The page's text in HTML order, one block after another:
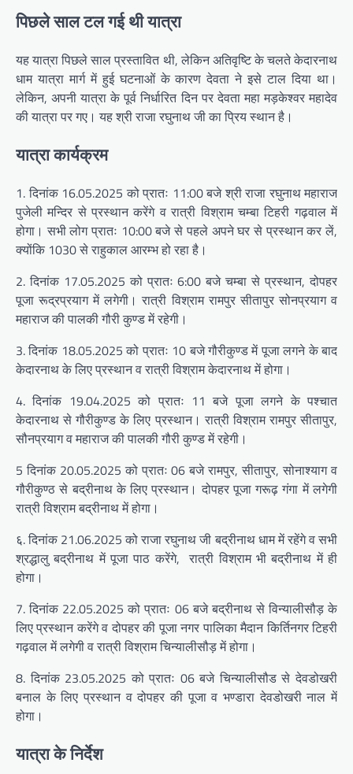
पिछले साल टल गई थी यात्रा
यह यात्रा पिछले साल प्रस्तावित थी, लेकिन अतिवृष्टि के चलते केदारनाथ
धाम यात्रा मार्ग में हुई घटनाओं के कारण देवता ने इसे टाल दिया था।
लेकिन, अपनी यात्रा के पूर्व निर्धारित दिन पर देवता महा मड़केश्वर महादेव
की यात्रा पर गए। यह श्री राजा रघुनाथ जी का प्रिय स्थान है।
यात्रा कार्यक्रम
1. दिनांक 16.05.2025 को प्रातः 11:00 बजे श्री राजा रघुनाथ महाराज
पुजेली मन्दिर से प्रस्थान करेंगे व रात्री विश्राम चम्बा टिहरी गढ़वाल में
होगा। सभी लोग प्रातः 10:00 बजे से पहले अपने घर से प्रस्थान कर लें,
क्योंकि 1030 से राहुकाल आरम्भ हो रहा है।
2. दिनांक 17.05.2025 को प्रातः 6:00 बजे चम्बा से प्रस्थान, दोपहर
पूजा रूद्रप्रयाग में लगेगी। रात्री विश्राम रामपुर सीतापुर सोनप्रयाग व
महाराज की पालकी गौरी कुण्ड में रहेगी।
3. दिनांक 18.05.2025 को प्रातः 10 बजे गौरीकुण्ड में पूजा लगने के बाद
केदारनाथ के लिए प्रस्थान व रात्री विश्राम केदारनाथ में होगा।
4. दिनांक 19.04.2025 को प्रातः 11 बजे पूजा लगने के पश्चात
केदारनाथ से गौरीकुण्ड के लिए प्रस्थान। रात्री विश्राम रामपुर सीतापुर,
सौनप्रयाग व महाराज की पालकी गौरी कुण्ड में रहेगी।
5 दिनांक 20.05.2025 को प्रातः 06 बजे रामपुर, सीतापुर, सोनाश्याग व
गौरीकुण्ठ से बद्रीनाथ के लिए प्रस्थान। दोपहर पूजा गरूढ़ गंगा में लगेगी
रात्री विश्राम बद्रीनाथ में होगा।
६. दिनांक 21.06.2025 को राजा रघुनाथ जी बद्रीनाथ धाम में रहेंगे व सभी
श्रद्धालु बद्रीनाथ में पूजा पाठ करेंगे, रात्री विश्राम भी बद्रीनाथ में ही
होगा।
7. दिनांक 22.05.2025 को प्रातः 06 बजे बद्रीनाथ से विन्यालीसौड़ के
लिए प्रस्थान करेंगे व दोपहर की पूजा नगर पालिका मैदान किर्तिनगर टिहरी
गढ़वाल में लगेगी व रात्री विश्राम चिन्यालीसौड़ में होगा।
8. दिनांक 23.05.2025 को प्रातः 06 बजे चिन्यालीसौड से देवडोखरी
बनाल के लिए प्रस्थान व दोपहर की पूजा व भण्डारा देवडोखरी नाल में
होगा।
यात्रा के निर्देश